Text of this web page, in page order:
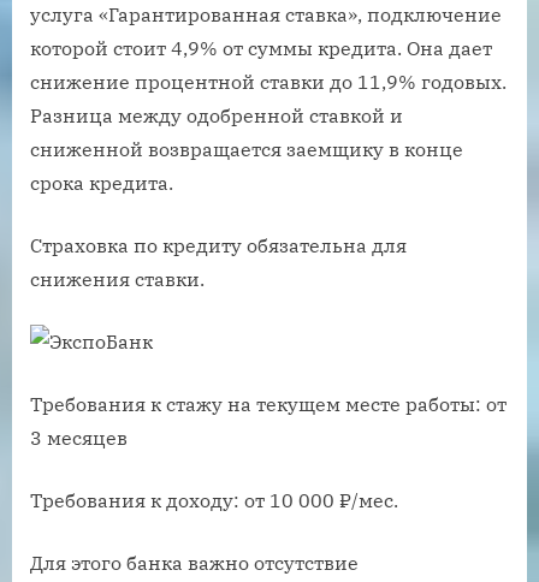
услуга «Гарантированная ставка», подключение
которой стоит 4,9% от суммы кредита. Она дает
снижение процентной ставки до 11,9% годовых.
Разница между одобренной ставкой и
сниженной возвращается заемщику в конце
срока кредита.
Страховка по кредиту обязательна для
снижения ставки.
Требования к стажу на текущем месте работы: от
3 месяцев
Требования к доходу: от 10 000 ₽/мес.
Для этого банка важно отсутствие